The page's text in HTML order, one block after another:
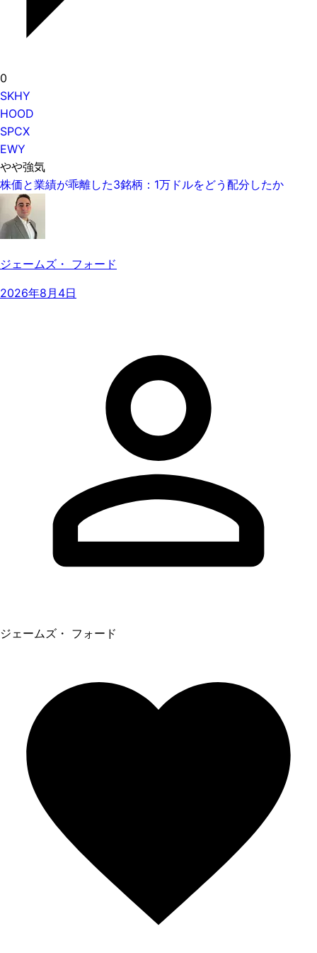
0
SKHY
HOOD
SPCX
EWY
やや強気
株価と業績が乖離した3銘柄：1万ドルをどう配分したか
ジェームズ・ フォード
2026年8月4日
ジェームズ・ フォード